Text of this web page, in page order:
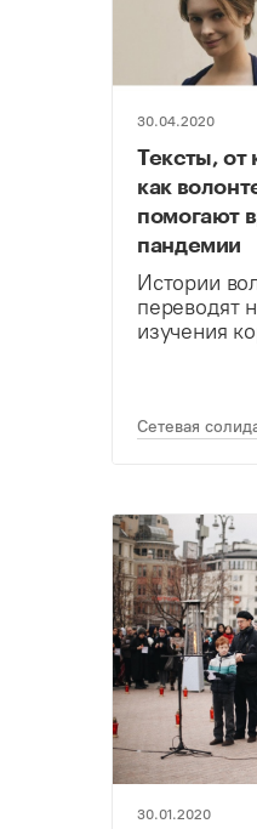
30.04.2020
Тексты, от
как
помогают
пандемии
Истории
переводят
изучения
Сетевая
30.01.2020